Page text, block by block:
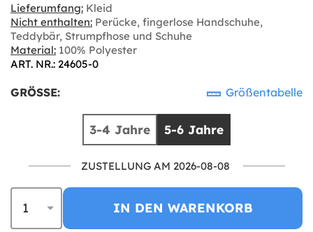
Lieferumfang: Kleid
Nicht enthalten: Perücke, fingerlose Handschuhe,
Teddybär, Strumpfhose und Schuhe
Material: 100% Polyester
ART. NR.: 24605-0
GRÖSSE: Größentabelle
3-4 Jahre 5-6 Jahre
ZUSTELLUNG AM 2026-08-08
IN DEN WARENKORB